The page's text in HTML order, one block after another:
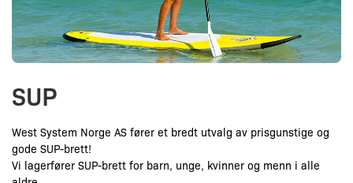
SUP
West System Norge AS fører et bredt utvalg av prisgunstige og
gode SUP-brett!
Vi lagerfører SUP-brett for barn, unge, kvinner og menn i alle